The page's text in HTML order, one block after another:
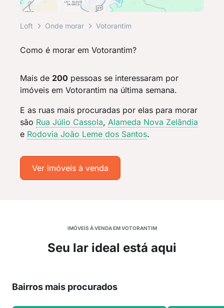
Loft Onde morar Votorantim
Como é morar em Votorantim?
Mais de 200 pessoas se interessaram por
imóveis em Votorantim na última semana.
E as ruas mais procuradas por elas para morar
são Rua Júlio Cassola, Alameda Nova Zelândia
e Rodovia João Leme dos Santos.
Ver imóveis à venda
IMÓVEIS À VENDA EM VOTORANTIM
Seu lar ideal está aqui
Bairros mais procurados